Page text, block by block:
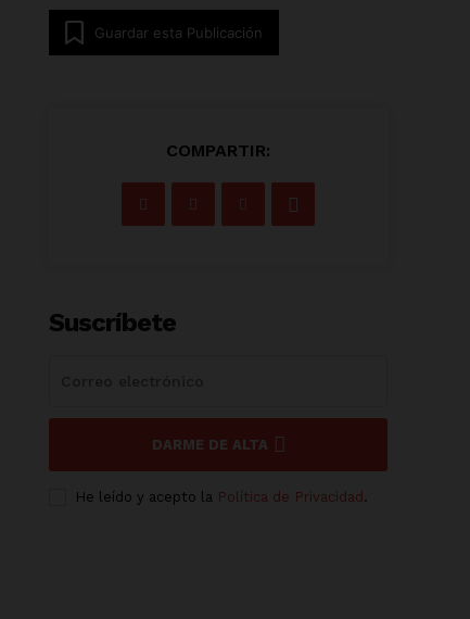
Guardar esta Publicación
COMPARTIR:
Suscríbete
DARME DE ALTA
He leído y acepto la Política de Privacidad .